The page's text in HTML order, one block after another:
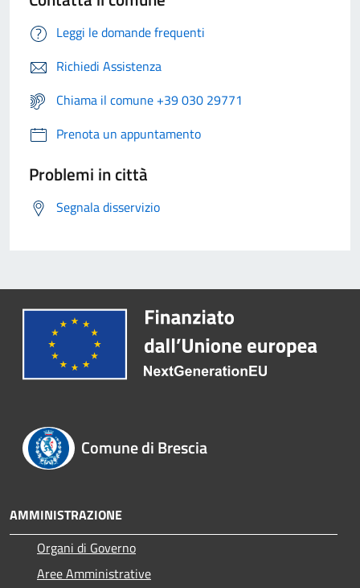
Leggi le domande frequenti
Richiedi Assistenza
Chiama il comune +39 030 29771
Prenota un appuntamento
Problemi in città
Segnala disservizio
Comune di Brescia
AMMINISTRAZIONE
Organi di Governo
Aree Amministrative